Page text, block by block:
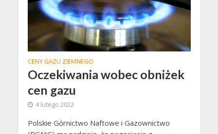
CENY GAZU ZIEMNEGO
Oczekiwania wobec obniżek
cen gazu
4 lutego 2022
Polskie Górnictwo Naftowe i Gazownictwo